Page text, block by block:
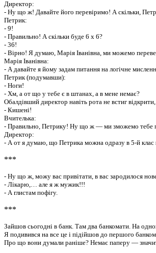
Директор:
- Ну що ж! Давайте його перевіримо! А скільки,
Петрик:
- 9!
- Правильно! А скільки буде 6 х 6?
- 36!
- Вірно! Я думаю, Марія Іванівна, ми можемо
Марія Іванівна:
- А давайте я йому задам питання на логічне
Петрик (подумавши):
- Ноги!
- Хм, а от що у тебе є в штанах, а в мене немає?
Обалдівший директор навіть рота не встиг
- Кишені!
Вчителька:
- Правильно, Петрику! Ну що ж — ми зможемо тебе
Директор:
- А от я думаю, що Петрика можна одразу в 5-й клас
***
- Ну що ж, можу вас привітати, в вас зародилося
- Лікарю,… але я ж мужик!!!
- А глистам пофігу.
***
Зайшов сьогодні в банк. Там два банкомати. На
Я подивився на все це і підійшов до першого
Про що вони думали раніше? Немає паперу —